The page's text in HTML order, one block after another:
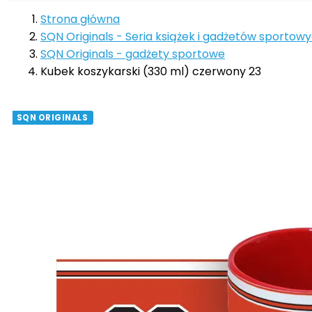
Strona główna
SQN Originals - Seria książek i gadżetów
SQN Originals - gadżety sportowe
Kubek koszykarski (330 ml) czerwony 23
SQN ORIGINALS